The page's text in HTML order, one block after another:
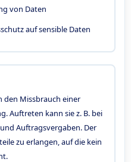
von Daten
auf sensible Daten
den Missbrauch einer
Auftreten kann sie z. B. bei
Auftragsvergaben. Der
zu erlangen, auf die kein